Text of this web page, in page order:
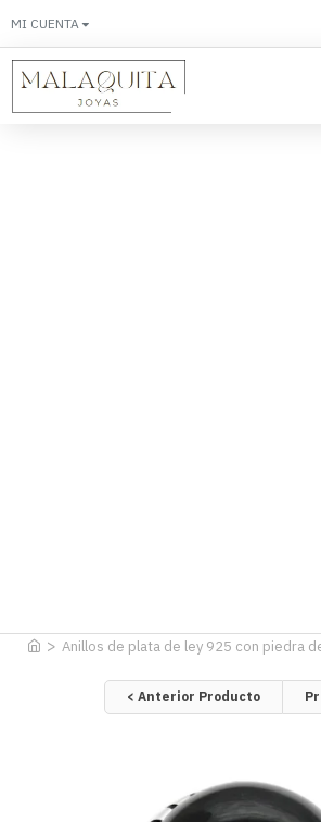
MI CUENTA
Anillos de plata de ley 925 con piedra
< Anterior Producto